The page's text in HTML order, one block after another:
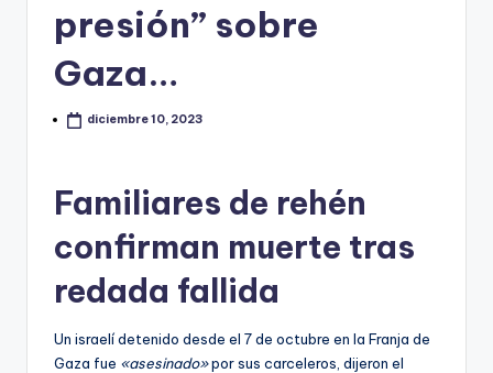
presión” sobre
Gaza…
diciembre 10, 2023
Familiares de rehén
confirman muerte tras
redada fallida
Un israelí detenido desde el 7 de octubre en la Franja de
Gaza fue «asesinado»por sus carceleros, dijeron el